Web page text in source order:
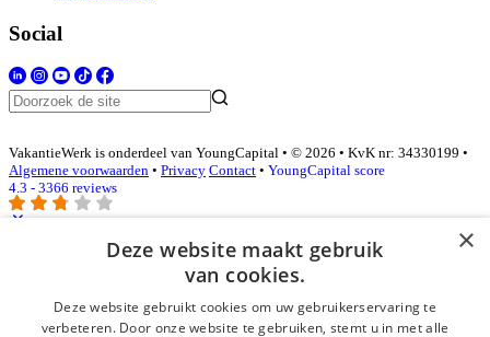
Social
VakantieWerk is onderdeel van YoungCapital • © 2026 • KvK nr: 34330199 •
Algemene voorwaarden • Privacy Contact • YoungCapital score
4.3 - 3366 reviews
E-mail*
×
Deze website maakt gebruik
van cookies.
Deze website gebruikt cookies om uw gebruikerservaring te
verbeteren. Door onze website te gebruiken, stemt u in met alle